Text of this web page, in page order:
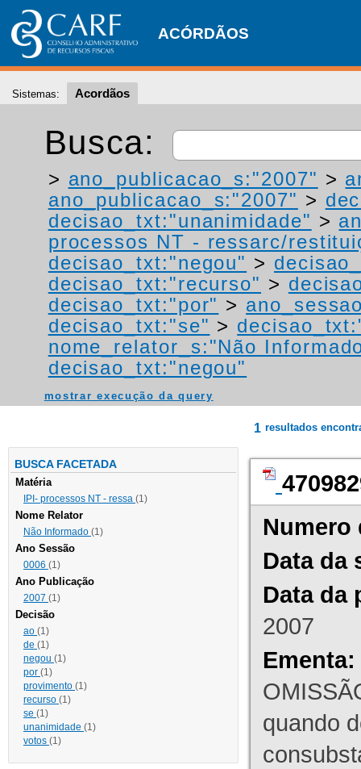
ACÓRDÃOS
Sistemas: Acordãos
Busca:
> ano_publicacao_s:"2007" >
ano_publicacao_s:"2007" >
decisao_txt:"unanimidade" >
processos NT - ressarc/
decisao_txt:"negou" >
decisao_txt:"recurso" >
decisao_txt:"por" >
decisao_txt:"se" >
nome_relator_s:"Não
decisao_txt:"negou"
mostrar execução da query
BUSCA FACETADA
Matéria
IPI- processos NT - ressa (1)
Nome Relator
Não Informado (1)
Ano Sessão
0006 (1)
Ano Publicação
2007 (1)
Decisão
ao (1)
de (1)
negou (1)
por (1)
provimento (1)
recurso (1)
se (1)
unanimidade (1)
votos (1)
1 resultados
Numero
Data da
Data da
2007
Ementa:
quando